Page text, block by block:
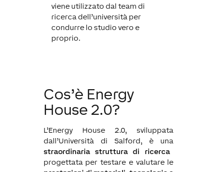
viene utilizzato dal team di
ricerca dell’università per
condurre lo studio vero e
proprio.
Cos’è Energy
House 2.0?
L’Energy House 2.0, sviluppata
dall’Università di Salford, è una
straordinaria struttura di ricerca
progettata per testare e valutare le